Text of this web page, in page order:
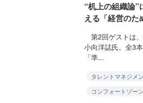
“机上の組織論
える「経営のた
第2回ゲストは
小向洋誌氏。全3
「準...
タレントマネジメ
コンフォートゾーン